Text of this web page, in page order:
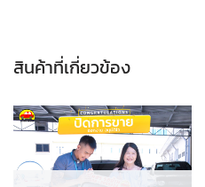
สินค้าที่เกี่ยวข้อง